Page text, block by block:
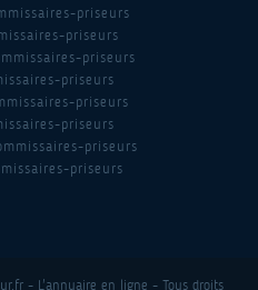
priseurs
priseurs
priseurs
priseurs
priseurs
priseurs
priseurs
priseurs
- L'annuaire en ligne - Tous droits